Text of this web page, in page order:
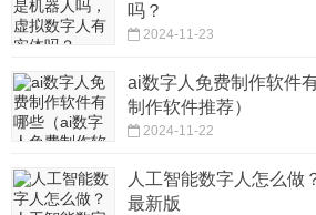
吗？
2024-11-23
ai数字人免费制作软件
制作软件推荐）
2024-11-22
人工智能数字人怎么做
最新版